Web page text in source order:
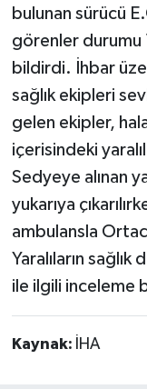
bulunan sürücü
görenler durumu
bildirdi. İhbar
sağlık ekipleri
gelen ekipler,
içerisindeki
Sedyeye alınan
yukarıya
ambulansla
Yaralıların
ile ilgili inceleme
Kaynak: İHA